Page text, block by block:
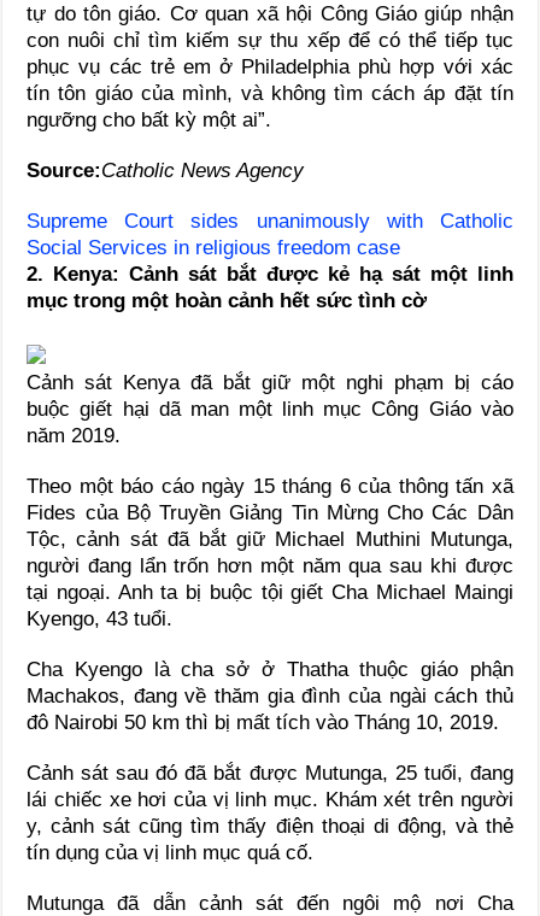
tự do tôn giáo. Cơ quan xã hội Công Giáo giúp nhận
con nuôi chỉ tìm kiếm sự thu xếp để có thể tiếp tục
phục vụ các trẻ em ở Philadelphia phù hợp với xác
tín tôn giáo của mình, và không tìm cách áp đặt tín
ngưỡng cho bất kỳ một ai”.
Source:Catholic News Agency
Supreme Court sides unanimously with Catholic
Social Services in religious freedom case
2. Kenya: Cảnh sát bắt được kẻ hạ sát một linh
mục trong một hoàn cảnh hết sức tình cờ
Cảnh sát Kenya đã bắt giữ một nghi phạm bị cáo
buộc giết hại dã man một linh mục Công Giáo vào
năm 2019.
Theo một báo cáo ngày 15 tháng 6 của thông tấn xã
Fides của Bộ Truyền Giảng Tin Mừng Cho Các Dân
Tộc, cảnh sát đã bắt giữ Michael Muthini Mutunga,
người đang lẩn trốn hơn một năm qua sau khi được
tại ngoại. Anh ta bị buộc tội giết Cha Michael Maingi
Kyengo, 43 tuổi.
Cha Kyengo là cha sở ở Thatha thuộc giáo phận
Machakos, đang về thăm gia đình của ngài cách thủ
đô Nairobi 50 km thì bị mất tích vào Tháng 10, 2019.
Cảnh sát sau đó đã bắt được Mutunga, 25 tuổi, đang
lái chiếc xe hơi của vị linh mục. Khám xét trên người
y, cảnh sát cũng tìm thấy điện thoại di động, và thẻ
tín dụng của vị linh mục quá cố.
Mutunga đã dẫn cảnh sát đến ngôi mộ nơi Cha